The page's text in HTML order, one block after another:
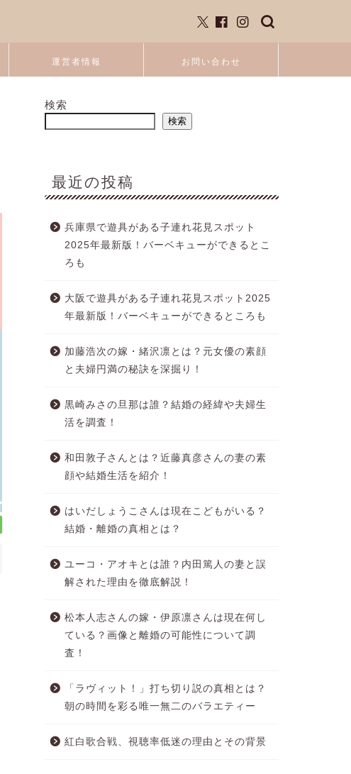
運営者情報 お問い合わせ
検索
検索
最近の投稿
兵庫県で遊具がある子連れ花見スポット
2025年最新版！バーベキューができるとこ
ろも
大阪で遊具がある子連れ花見スポット2025
年最新版！バーベキューができるところも
加藤浩次の嫁・緒沢凛とは？元女優の素顔
と夫婦円満の秘訣を深掘り！
黒崎みさの旦那は誰？結婚の経緯や夫婦生
活を調査！
和田敦子さんとは？近藤真彦さんの妻の素
顔や結婚生活を紹介！
はいだしょうこさんは現在こどもがいる？
結婚・離婚の真相とは？
ユーコ・アオキとは誰？内田篤人の妻と誤
解された理由を徹底解説！
松本人志さんの嫁・伊原凛さんは現在何し
ている？画像と離婚の可能性について調
査！
「ラヴィット！」打ち切り説の真相とは？
朝の時間を彩る唯一無二のバラエティー
紅白歌合戦、視聴率低迷の理由とその背景